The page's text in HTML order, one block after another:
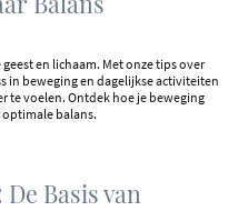
en lichaam. Met onze tips over
beweging en dagelijkse activiteiten
te voelen. Ontdek hoe je beweging
balans.
Basis van